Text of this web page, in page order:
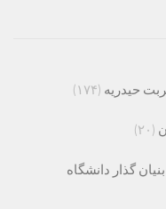
حیدریه (۱۷۴)
(۲۰)
گذار دانشگاه